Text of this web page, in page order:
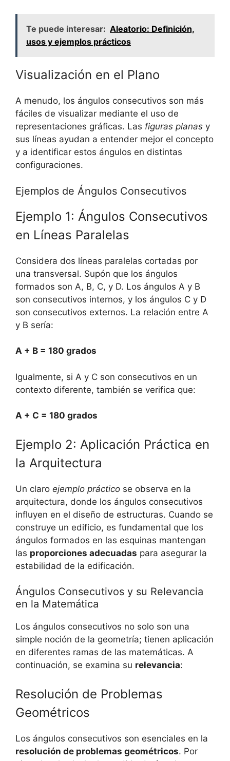
Te puede interesar: Aleatorio: Definición,
usos y ejemplos prácticos
Visualización en el Plano
A menudo, los ángulos consecutivos son más
fáciles de visualizar mediante el uso de
representaciones gráficas. Las figuras planas y
sus líneas ayudan a entender mejor el concepto
y a identificar estos ángulos en distintas
configuraciones.
Ejemplos de Ángulos Consecutivos
Ejemplo 1: Ángulos Consecutivos
en Líneas Paralelas
Considera dos líneas paralelas cortadas por
una transversal. Supón que los ángulos
formados son A, B, C, y D. Los ángulos A y B
son consecutivos internos, y los ángulos C y D
son consecutivos externos. La relación entre A
y B sería:
A + B = 180 grados
Igualmente, si A y C son consecutivos en un
contexto diferente, también se verifica que:
A + C = 180 grados
Ejemplo 2: Aplicación Práctica en
la Arquitectura
Un claro ejemplo práctico se observa en la
arquitectura, donde los ángulos consecutivos
influyen en el diseño de estructuras. Cuando se
construye un edificio, es fundamental que los
ángulos formados en las esquinas mantengan
las proporciones adecuadas para asegurar la
estabilidad de la edificación.
Ángulos Consecutivos y su Relevancia
en la Matemática
Los ángulos consecutivos no solo son una
simple noción de la geometría; tienen aplicación
en diferentes ramas de las matemáticas. A
continuación, se examina su relevancia:
Resolución de Problemas
Geométricos
Los ángulos consecutivos son esenciales en la
resolución de problemas geométricos. Por